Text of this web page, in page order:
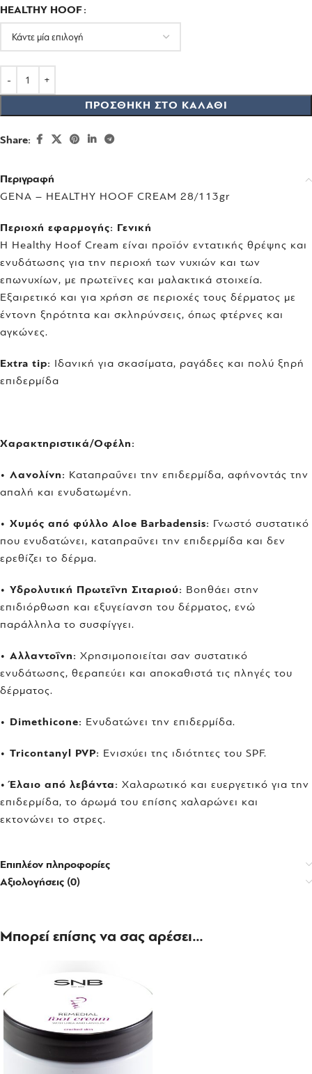
HEALTHY HOOF
ΠΡΟΣΘΉΚΗ ΣΤΟ ΚΑΛΆΘΙ
Share:
Περιγραφή
GENA – HEALTHY HOOF CREAM 28/113gr
Περιοχή εφαρμογής: Γενική
Η Healthy Hoof Cream είναι προϊόν εντατικής θρέψης και
ενυδάτωσης για την περιοχή των νυχιών και των
επωνυχίων, με πρωτεϊνες και μαλακτικά στοιχεία.
Εξαιρετικό και για χρήση σε περιοχές τους δέρματος με
έντονη ξηρότητα και σκληρύνσεις, όπως φτέρνες και
αγκώνες.
Extra tip: Ιδανική για σκασίματα, ραγάδες και πολύ ξηρή
επιδερμίδα
Χαρακτηριστικά/Οφέλη:
• Λανολίνη: Καταπραΰνει την επιδερμίδα, αφήνοντάς την
απαλή και ενυδατωμένη.
• Χυμός από φύλλο Aloe Barbadensis: Γνωστό συστατικό
που ενυδατώνει, καταπραΰνει την επιδερμίδα και δεν
ερεθίζει το δέρμα.
• Υδρολυτική Πρωτεΐνη Σιταριού: Βοηθάει στην
επιδιόρθωση και εξυγείανση του δέρματος, ενώ
παράλληλα το συσφίγγει.
• Αλλαντοΐνη: Χρησιμοποιείται σαν συστατικό
ενυδάτωσης, θεραπεύει και αποκαθιστά τις πληγές του
δέρματος.
• Dimethicone: Ενυδατώνει την επιδερμίδα.
• Tricontanyl PVP: Ενισχύει της ιδιότητες του SPF.
•Έλαιο από λεβάντα: Χαλαρωτικό και ευεργετικό για την
επιδερμίδα, το άρωμά του επίσης χαλαρώνει και
εκτονώνει το στρες.
Επιπλέον πληροφορίες
Αξιολογήσεις (0)
Μπορεί επίσης να σας αρέσει…